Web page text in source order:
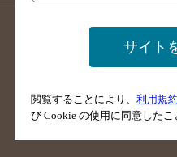
サイト
閲覧することにより、 利用規約
び Cookie の使用に同意したこ